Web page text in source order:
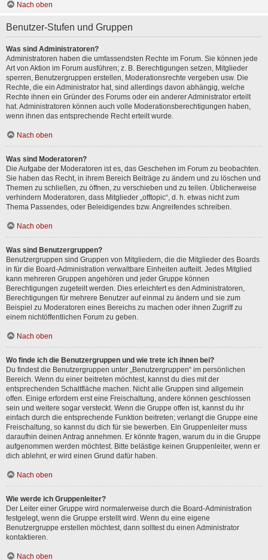
Nach oben
Benutzer-Stufen und Gruppen
Was sind Administratoren?
Administratoren haben die umfassendsten Rechte im Forum. Sie können jede
Art von Aktion im Forum ausführen; z. B. Berechtigungen setzen, Mitglieder
sperren, Benutzergruppen erstellen, Moderationsrechte vergeben usw. Die
Rechte, die ein Administrator hat, sind allerdings davon abhängig, welche
Rechte ihnen ein Gründer des Forums oder ein anderer Administrator erteilt
hat. Administratoren können auch volle Moderationsberechtigungen haben,
wenn ihnen das entsprechende Recht erteilt wurde.
Nach oben
Was sind Moderatoren?
Die Aufgabe der Moderatoren ist es, das Geschehen im Forum zu beobachten.
Sie haben das Recht, in ihrem Bereich Beiträge zu ändern und zu löschen und
Themen zu schließen, zu öffnen, zu verschieben und zu teilen. Üblicherweise
verhindern Moderatoren, dass Mitglieder „offtopic“, d. h. etwas nicht zum
Thema Passendes, oder Beleidigendes bzw. Angreifendes schreiben.
Nach oben
Was sind Benutzergruppen?
Benutzergruppen sind Gruppen von Mitgliedern, die die Mitglieder des Boards
in für die Board-Administration verwaltbare Einheiten aufteilt. Jedes Mitglied
kann mehreren Gruppen angehören und jeder Gruppe können
Berechtigungen zugeteilt werden. Dies erleichtert es den Administratoren,
Berechtigungen für mehrere Benutzer auf einmal zu ändern und sie zum
Beispiel zu Moderatoren eines Bereichs zu machen oder ihnen Zugriff zu
einem nichtöffentlichen Forum zu geben.
Nach oben
Wo finde ich die Benutzergruppen und wie trete ich ihnen bei?
Du findest die Benutzergruppen unter „Benutzergruppen“ im persönlichen
Bereich. Wenn du einer beitreten möchtest, kannst du dies mit der
entsprechenden Schaltfläche machen. Nicht alle Gruppen sind allgemein
offen. Einige erfordern erst eine Freischaltung, andere können geschlossen
sein und weitere sogar versteckt. Wenn die Gruppe offen ist, kannst du ihr
einfach durch die entsprechende Funktion beitreten; verlangt die Gruppe eine
Freischaltung, so kannst du dich für sie bewerben. Ein Gruppenleiter muss
daraufhin deinen Antrag annehmen. Er könnte fragen, warum du in die Gruppe
aufgenommen werden möchtest. Bitte belästige keinen Gruppenleiter, wenn er
dich ablehnt, er wird einen Grund dafür haben.
Nach oben
Wie werde ich Gruppenleiter?
Der Leiter einer Gruppe wird normalerweise durch die Board-Administration
festgelegt, wenn die Gruppe erstellt wird. Wenn du eine eigene
Benutzergruppe erstellen möchtest, dann solltest du einen Administrator
kontaktieren.
Nach oben